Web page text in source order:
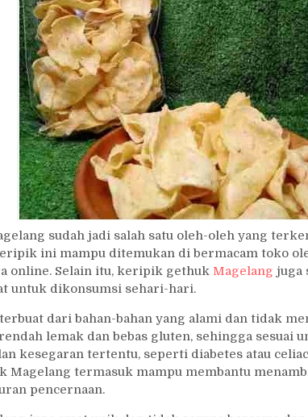
sudah jadi salah satu oleh-oleh yang
ini mampu ditemukan di bermacam toko
online. Selain itu, keripik gethuk Magelang juga
untuk dikonsumsi sehari-hari.
dari bahan-bahan yang alami dan tidak
lemak dan bebas gluten, sehingga sesuai
kesegaran tertentu, seperti diabetes atau
termasuk mampu membantu
pencernaan.